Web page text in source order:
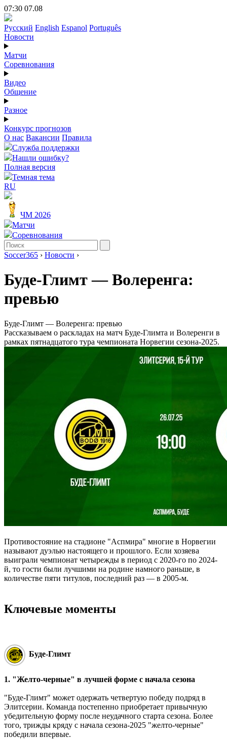
07:30 07.08
Русский English Espanol Português
Новости
Матчи
Соревнования
Видео
Общение
Разное
Конкурс прогнозов
О нас Вакансии Правила
Служба поддержки
Нашли ошибку?
Полная версия
Темная тема
RU
ЧМ 2026
Матчи
Соревнования
Soccer365 › Новости ›
Буде-Глимт — Волеренга:
превью
Буде-Глимт — Волеренга: превью
Рассказываем о раскладах на матч Буде-Глимта и Волеренги в
рамках пятнадцатого тура чемпионата Норвегии сезона-2025.
Противостояние на стадионе "Аспмира" многие в Норвегии
называют дуэлью настоящего и прошлого. Если хозяева
выиграли чемпионат четырежды в период с 2020-го по 2024-
й, то гости были лучшими на родине намного раньше, в
количестве пяти титулов, последний раз — в 2005-м.
Ключевые моменты
Буде-Глимт
1. "Желто-черные" в лучшей форме с начала сезона
"Буде-Глимт" может одержать четвертую победу подряд в
Элитсерии. Команда постепенно приобретает привычную
убедительную форму после неудачного старта сезона. Более
того, трижды кряду с начала сезона-2025 "желто-черные"
победили впервые.